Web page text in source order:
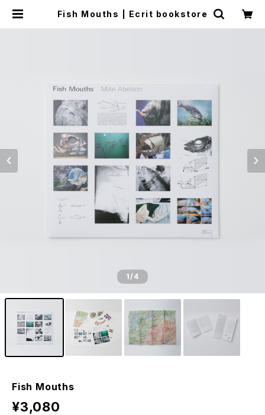
Fish Mouths | Ecrit bookstore
1/4
Fish Mouths
¥3,080